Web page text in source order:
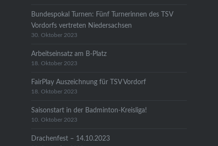
Bundespokal Turnen: Fünf Turnerinnen des TSV
Vordorfs vertreten Niedersachsen
30. Oktober 2023
Arbeitseinsatz am B-Platz
18. Oktober 2023
FairPlay Auszeichnung für TSV Vordorf
18. Oktober 2023
Saisonstart in der Badminton-Kreisliga!
10. Oktober 2023
Drachenfest – 14.10.2023